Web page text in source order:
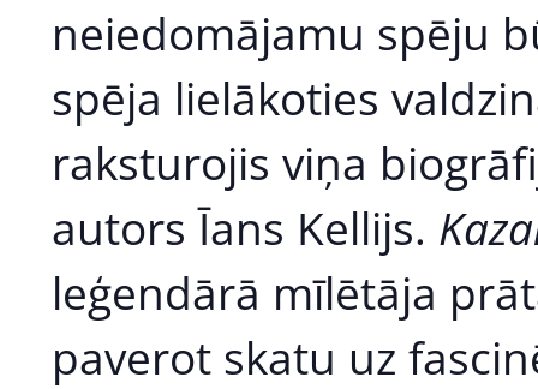
neiedomājamu spēju
spēja lielākoties
raksturojis viņa
autors Īans Kellijs.
leģendārā mīlētāja
paverot skatu uz